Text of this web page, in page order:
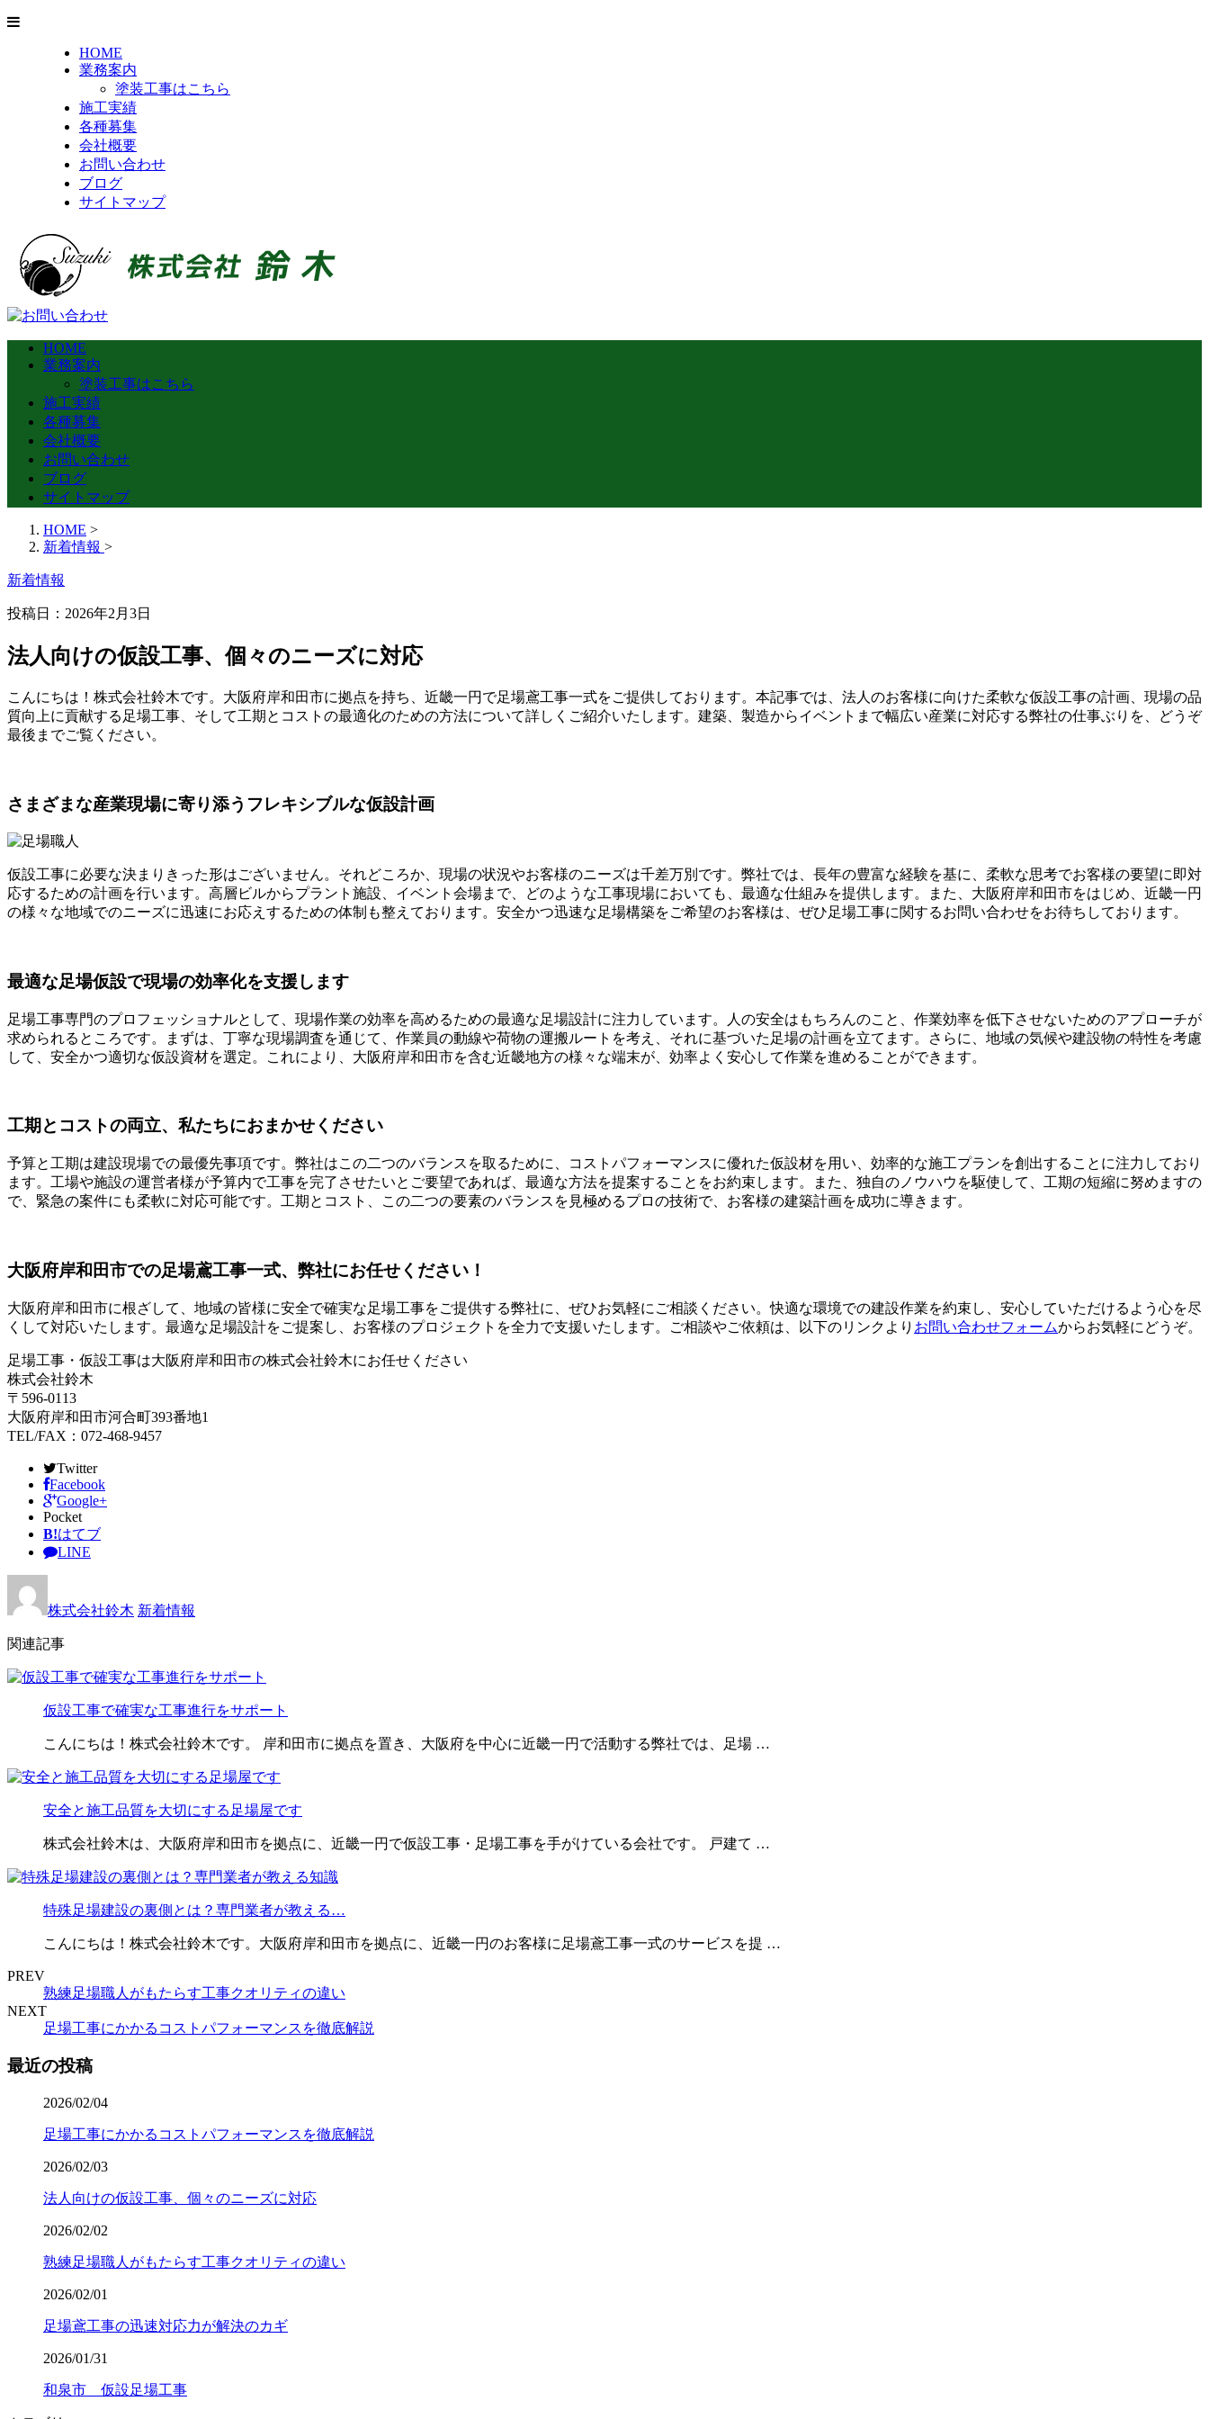
HOME
業務案内
塗装工事はこちら
施工実績
各種募集
会社概要
お問い合わせ
ブログ
サイトマップ
HOME
業務案内
塗装工事はこちら
施工実績
各種募集
会社概要
お問い合わせ
ブログ
サイトマップ
HOME >
新着情報 >
新着情報
投稿日： 2026年2月3日
法人向けの仮設工事、個々のニーズに対応
こんにちは！株式会社鈴木です。大阪府岸和田市に拠点を持ち、近畿一円で足場鳶工事一式をご提供しております。本記事では、法人のお客様に向けた柔軟な仮設工事の計画、現場の品
質向上に貢献する足場工事、そして工期とコストの最適化のための方法について詳しくご紹介いたします。建築、製造からイベントまで幅広い産業に対応する弊社の仕事ぶりを、どうぞ
最後までご覧ください。
さまざまな産業現場に寄り添うフレキシブルな仮設計画
仮設工事に必要な決まりきった形はございません。それどころか、現場の状況やお客様のニーズは千差万別です。弊社では、長年の豊富な経験を基に、柔軟な思考でお客様の要望に即対
応するための計画を行います。高層ビルからプラント施設、イベント会場まで、どのような工事現場においても、最適な仕組みを提供します。また、大阪府岸和田市をはじめ、近畿一円
の様々な地域でのニーズに迅速にお応えするための体制も整えております。安全かつ迅速な足場構築をご希望のお客様は、ぜひ足場工事に関するお問い合わせをお待ちしております。
最適な足場仮設で現場の効率化を支援します
足場工事専門のプロフェッショナルとして、現場作業の効率を高めるための最適な足場設計に注力しています。人の安全はもちろんのこと、作業効率を低下させないためのアプローチが
求められるところです。まずは、丁寧な現場調査を通じて、作業員の動線や荷物の運搬ルートを考え、それに基づいた足場の計画を立てます。さらに、地域の気候や建設物の特性を考慮
して、安全かつ適切な仮設資材を選定。これにより、大阪府岸和田市を含む近畿地方の様々な端末が、効率よく安心して作業を進めることができます。
工期とコストの両立、私たちにおまかせください
予算と工期は建設現場での最優先事項です。弊社はこの二つのバランスを取るために、コストパフォーマンスに優れた仮設材を用い、効率的な施工プランを創出することに注力しており
ます。工場や施設の運営者様が予算内で工事を完了させたいとご要望であれば、最適な方法を提案することをお約束します。また、独自のノウハウを駆使して、工期の短縮に努めますの
で、緊急の案件にも柔軟に対応可能です。工期とコスト、この二つの要素のバランスを見極めるプロの技術で、お客様の建築計画を成功に導きます。
大阪府岸和田市での足場鳶工事一式、弊社にお任せください！
大阪府岸和田市に根ざして、地域の皆様に安全で確実な足場工事をご提供する弊社に、ぜひお気軽にご相談ください。快適な環境での建設作業を約束し、安心していただけるよう心を尽
くして対応いたします。最適な足場設計をご提案し、お客様のプロジェクトを全力で支援いたします。ご相談やご依頼は、以下のリンクより お問い合わせフォームからお気軽にどうぞ。
足場工事・仮設工事は大阪府岸和田市の株式会社鈴木にお任せください
株式会社鈴木
〒596-0113
大阪府岸和田市河合町393番地1
TEL/FAX：072-468-9457
Twitter
Facebook
Google+
Pocket
B!はてブ
LINE
株式会社鈴木 新着情報
関連記事
仮設工事で確実な工事進行をサポート
こんにちは！株式会社鈴木です。 岸和田市に拠点を置き、大阪府を中心に近畿一円で活動する弊社では、足場 …
安全と施工品質を大切にする足場屋です
株式会社鈴木は、大阪府岸和田市を拠点に、近畿一円で仮設工事・足場工事を手がけている会社です。 戸建て …
特殊足場建設の裏側とは？専門業者が教える…
こんにちは！株式会社鈴木です。大阪府岸和田市を拠点に、近畿一円のお客様に足場鳶工事一式のサービスを提 …
PREV
熟練足場職人がもたらす工事クオリティの違い
NEXT
足場工事にかかるコストパフォーマンスを徹底解説
最近の投稿
2026/02/04
足場工事にかかるコストパフォーマンスを徹底解説
2026/02/03
法人向けの仮設工事、個々のニーズに対応
2026/02/02
熟練足場職人がもたらす工事クオリティの違い
2026/02/01
足場鳶工事の迅速対応力が解決のカギ
2026/01/31
和泉市 仮設足場工事